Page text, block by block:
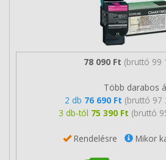
78 090 Ft (bruttó 99
Több darabos
2 db 76 690 Ft (bruttó 97
3 db-tól 75 390 Ft (bruttó
Rendelésre Mikor